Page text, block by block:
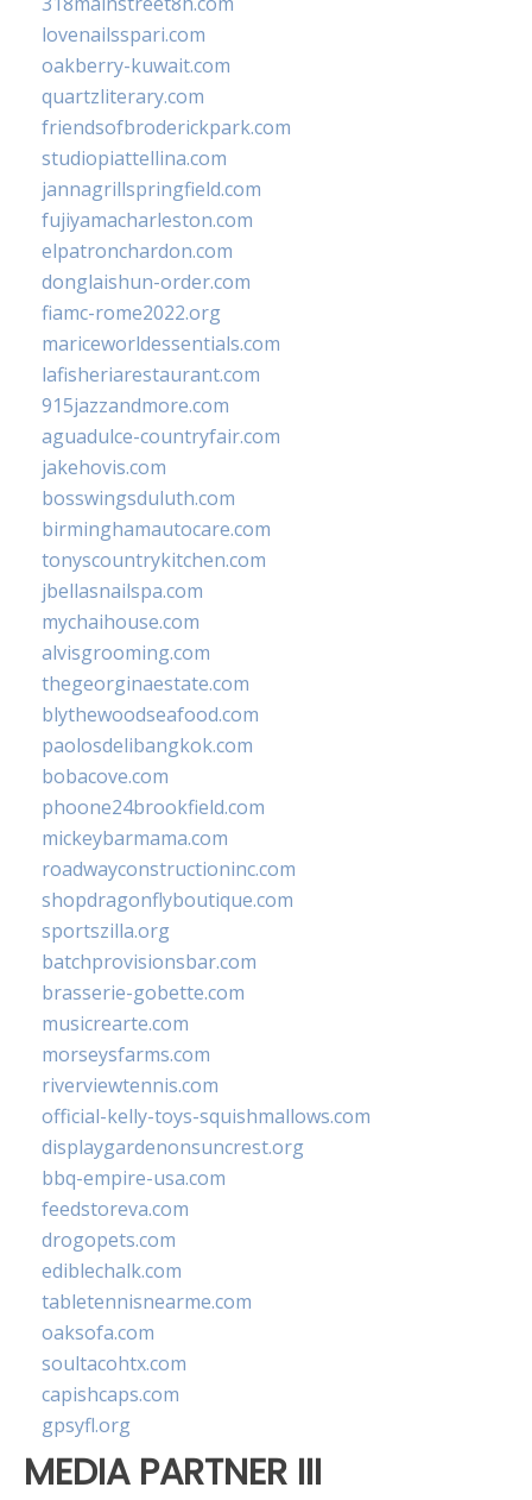
lovenailsspari.com
oakberry-kuwait.com
quartzliterary.com
friendsofbroderickpark.com
studiopiattellina.com
jannagrillspringfield.com
fujiyamacharleston.com
elpatronchardon.com
donglaishun-order.com
fiamc-rome2022.org
mariceworldessentials.com
lafisheriarestaurant.com
915jazzandmore.com
aguadulce-countryfair.com
jakehovis.com
bosswingsduluth.com
birminghamautocare.com
tonyscountrykitchen.com
jbellasnailspa.com
mychaihouse.com
alvisgrooming.com
thegeorginaestate.com
blythewoodseafood.com
paolosdelibangkok.com
bobacove.com
phoone24brookfield.com
mickeybarmama.com
roadwayconstructioninc.com
shopdragonflyboutique.com
sportszilla.org
batchprovisionsbar.com
brasserie-gobette.com
musicrearte.com
morseysfarms.com
riverviewtennis.com
official-kelly-toys-squishmallows.com
displaygardenonsuncrest.org
bbq-empire-usa.com
feedstoreva.com
drogopets.com
ediblechalk.com
tabletennisnearme.com
oaksofa.com
soultacohtx.com
capishcaps.com
gpsyfl.org
MEDIA PARTNER III